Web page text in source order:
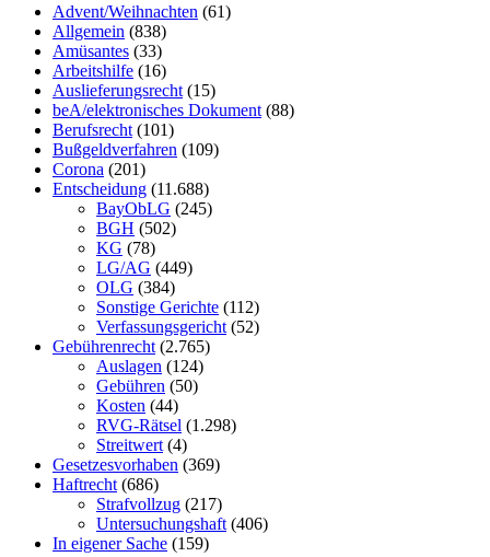
Advent/Weihnachten (61)
Allgemein (838)
Amüsantes (33)
Arbeitshilfe (16)
Auslieferungsrecht (15)
beA/elektronisches Dokument (88)
Berufsrecht (101)
Bußgeldverfahren (109)
Corona (201)
Entscheidung (11.688)
BayObLG (245)
BGH (502)
KG (78)
LG/AG (449)
OLG (384)
Sonstige Gerichte (112)
Verfassungsgericht (52)
Gebührenrecht (2.765)
Auslagen (124)
Gebühren (50)
Kosten (44)
RVG-Rätsel (1.298)
Streitwert (4)
Gesetzesvorhaben (369)
Haftrecht (686)
Strafvollzug (217)
Untersuchungshaft (406)
In eigener Sache (159)